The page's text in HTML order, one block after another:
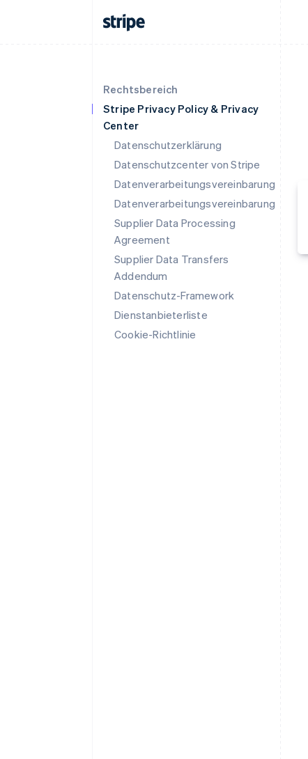
Rechtsbereich
Stripe Privacy Policy & Privacy
Center
Datenschutzerklärung
Datenschutzcenter von Stripe
Datenverarbeitungsvereinbarung
Datenverarbeitungsvereinbarung
Supplier Data Processing
Agreement
Supplier Data Transfers
Addendum
Datenschutz-Framework
Dienstanbieterliste
Cookie-Richtlinie